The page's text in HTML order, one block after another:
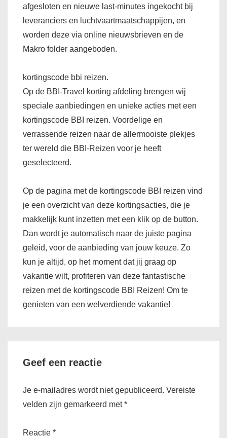
afgesloten en nieuwe last-minutes ingekocht bij
leveranciers en luchtvaartmaatschappijen, en
worden deze via online nieuwsbrieven en de
Makro folder aangeboden.
kortingscode bbi reizen.
Op de BBI-Travel korting afdeling brengen wij
speciale aanbiedingen en unieke acties met een
kortingscode BBI reizen. Voordelige en
verrassende reizen naar de allermooiste plekjes
ter wereld die BBI-Reizen voor je heeft
geselecteerd.
Op de pagina met de kortingscode BBI reizen vind
je een overzicht van deze kortingsacties, die je
makkelijk kunt inzetten met een klik op de button.
Dan wordt je automatisch naar de juiste pagina
geleid, voor de aanbieding van jouw keuze. Zo
kun je altijd, op het moment dat jij graag op
vakantie wilt, profiteren van deze fantastische
reizen met de kortingscode BBI Reizen! Om te
genieten van een welverdiende vakantie!
Geef een reactie
Je e-mailadres wordt niet gepubliceerd. Vereiste
velden zijn gemarkeerd met*
Reactie *